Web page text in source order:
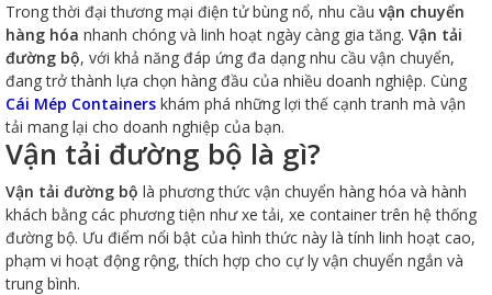
Trong thời đại thương mại điện tử bùng nổ, nhu cầu vận chuyển
hàng hóa nhanh chóng và linh hoạt ngày càng gia tăng. Vận tải
đường bộ, với khả năng đáp ứng đa dạng nhu cầu vận chuyển,
đang trở thành lựa chọn hàng đầu của nhiều doanh nghiệp. Cùng
Cái Mép Containers khám phá những lợi thế cạnh tranh mà vận
tải mang lại cho doanh nghiệp của bạn.
Vận tải đường bộ là gì?
Vận tải đường bộ là phương thức vận chuyển hàng hóa và hành
khách bằng các phương tiện như xe tải, xe container trên hệ thống
đường bộ. Ưu điểm nổi bật của hình thức này là tính linh hoạt cao,
phạm vi hoạt động rộng, thích hợp cho cự ly vận chuyển ngắn và
trung bình.